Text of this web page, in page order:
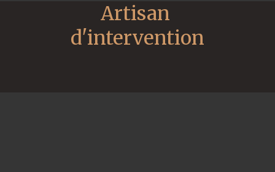
Artisan
d'intervention